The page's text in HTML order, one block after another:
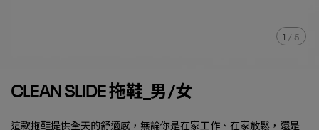
1 / 5
CLEAN SLIDE 拖鞋_男/女
這款拖鞋提供全天的舒適感，無論你是在家工作、在家放鬆，還是